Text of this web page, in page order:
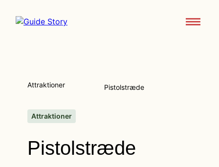
Support
Kontakt os
Attraktioner Pistolstræde
Attraktioner
Pistolstræde